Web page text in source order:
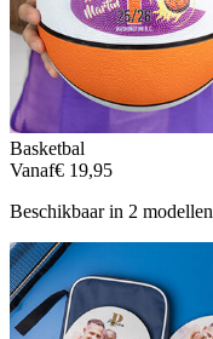
Basketbal
Vanaf€ 19,95
Beschikbaar in 2 modellen